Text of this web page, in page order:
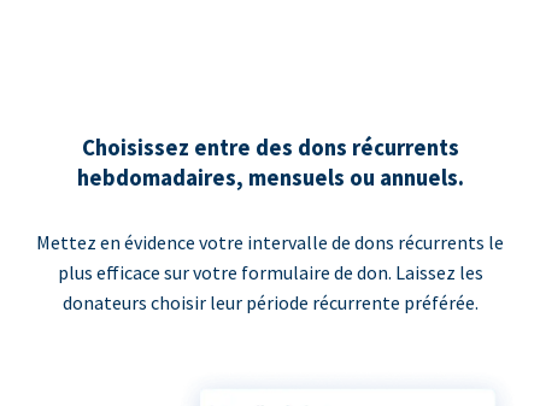
Choisissez entre des dons récurrents
hebdomadaires, mensuels ou annuels.
Mettez en évidence votre intervalle de dons récurrents le
plus efficace sur votre formulaire de don. Laissez les
donateurs choisir leur période récurrente préférée.